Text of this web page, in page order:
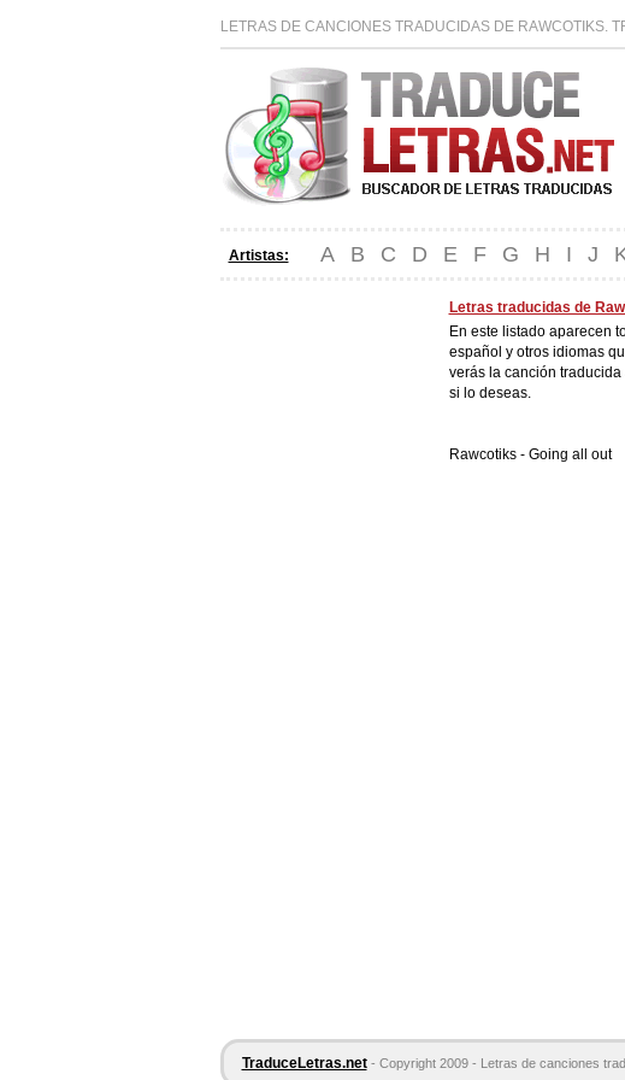
LETRAS DE CANCIONES TRADUCIDAS DE RAWCOTIKS.
Artistas: A B C D E F G H I J
Letras traducidas de
En este listado aparecen
español y otros idiomas
verás la canción
si lo deseas.
Rawcotiks - Going all out
TraduceLetras.net - Copyright 2009 - Letras de canciones